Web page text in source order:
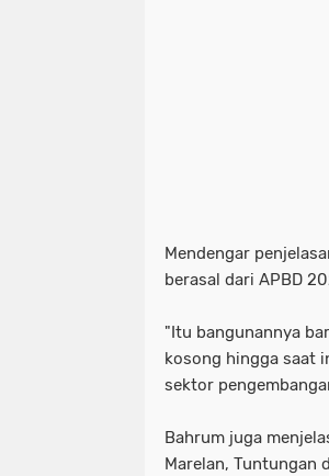
Mendengar
berasal dari APBD
"Itu bangunannya
kosong hingga saat
sektor
Bahrum juga
Marelan, Tuntungan